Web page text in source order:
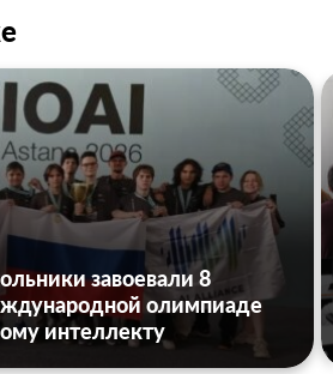
завоевали 8
олимпиаде
интеллекту